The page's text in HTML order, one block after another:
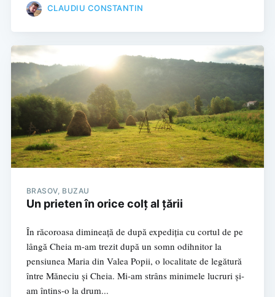
CLAUDIU CONSTANTIN
BRASOV, BUZAU
Un prieten în orice colț al țării
În răcoroasa dimineață de după expediția cu cortul de pe
lângă Cheia m-am trezit după un somn odihnitor la
pensiunea Maria din Valea Popii, o localitate de legătură
între Măneciu și Cheia. Mi-am strâns minimele lucruri și-
am întins-o la drum...